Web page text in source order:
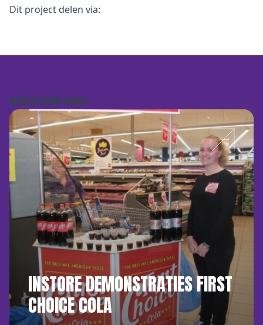
Dit project delen via:
GERELATEERDE CASES
INSTORE DEMONSTRATIES FIRST
CHOICE COLA